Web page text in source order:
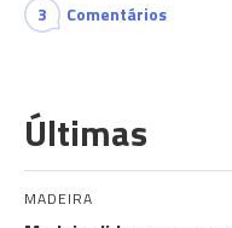
3 Comentários
Últimas
MADEIRA